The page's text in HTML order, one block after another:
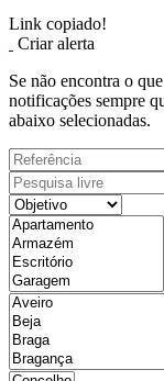
Link copiado!
Criar alerta
Se não encontra o
notificações sempre
abaixo selecionadas.